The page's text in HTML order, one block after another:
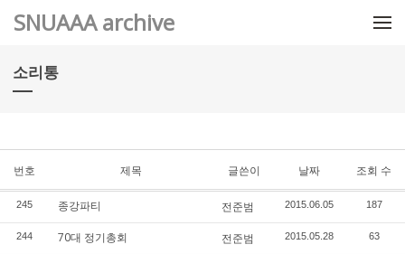
SNUAAA archive
소리통
번호 제목 글쓴이 날짜 조회 수
245 종강파티 전준범 2015.06.05 187
244 70대 정기총회 전준범 2015.05.28 63